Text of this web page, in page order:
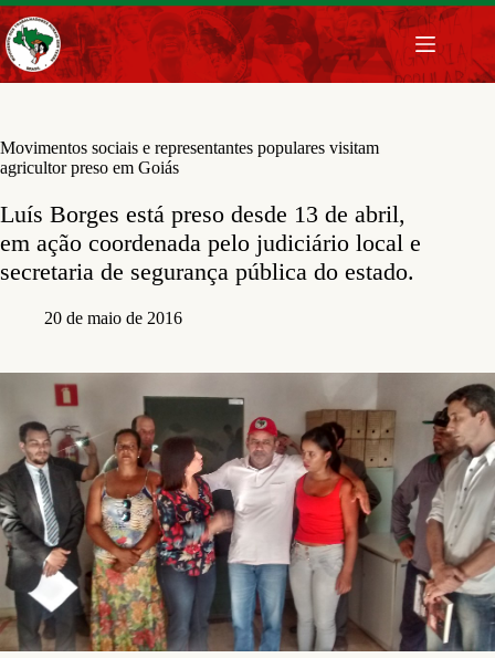
Pular
para
o
conteúdo
Movimentos sociais e representantes populares visitam
agricultor preso em Goiás
Luís Borges está preso desde 13 de abril,
em ação coordenada pelo judiciário local e
secretaria de segurança pública do estado.
20 de maio de 2016